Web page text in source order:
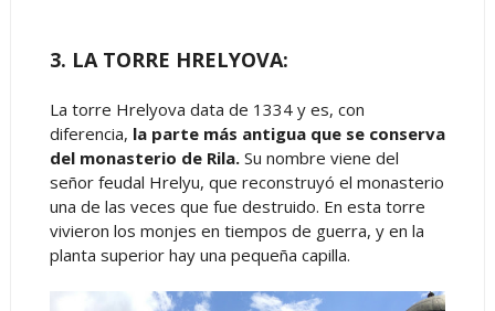
3. LA TORRE HRELYOVA:
La torre Hrelyova data de 1334 y es, con
diferencia, la parte más antigua que se conserva
del monasterio de Rila.Su nombre viene del
señor feudal Hrelyu, que reconstruyó el monasterio
una de las veces que fue destruido. En esta torre
vivieron los monjes en tiempos de guerra, y en la
planta superior hay una pequeña capilla.